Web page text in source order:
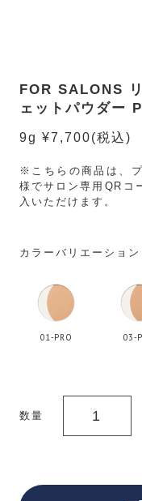
FOR SALONS
ェットパウダー
9g ¥7,700(税込)
※こちらの商品は、
様でサロン専用QRコ
入いただけます。
カラーバリエーション
01-PRO 03-
数量